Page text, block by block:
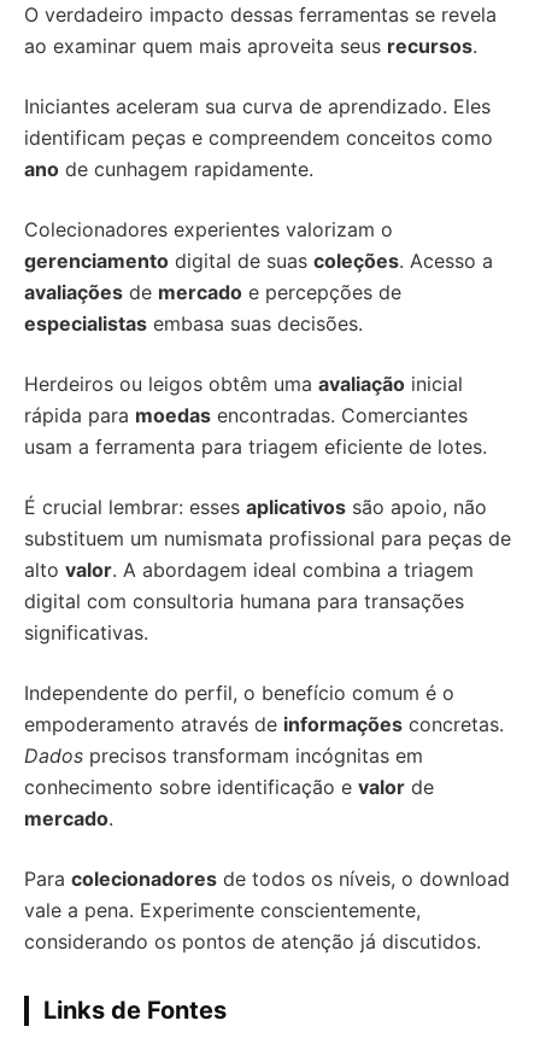
O verdadeiro impacto dessas ferramentas se revela
ao examinar quem mais aproveita seus recursos.
Iniciantes aceleram sua curva de aprendizado. Eles
identificam peças e compreendem conceitos como
ano de cunhagem rapidamente.
Colecionadores experientes valorizam o
gerenciamento digital de suas coleções. Acesso a
avaliações de mercado e percepções de
especialistas embasa suas decisões.
Herdeiros ou leigos obtêm uma avaliação inicial
rápida para moedas encontradas. Comerciantes
usam a ferramenta para triagem eficiente de lotes.
É crucial lembrar: esses aplicativos são apoio, não
substituem um numismata profissional para peças de
alto valor. A abordagem ideal combina a triagem
digital com consultoria humana para transações
significativas.
Independente do perfil, o benefício comum é o
empoderamento através de informações concretas.
Dados precisos transformam incógnitas em
conhecimento sobre identificação e valor de
mercado.
Para colecionadores de todos os níveis, o download
vale a pena. Experimente conscientemente,
considerando os pontos de atenção já discutidos.
Links de Fontes